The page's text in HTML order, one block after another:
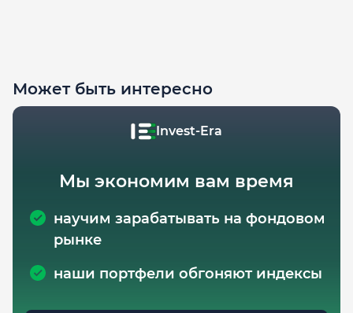
Может быть интересно
Invest-Era
Мы экономим вам время
научим зарабатывать на фондовом
рынке
наши портфели обгоняют индексы